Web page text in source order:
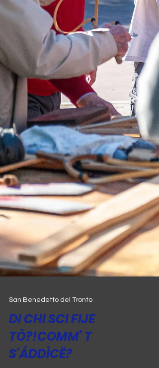
San Benedetto del Tronto
DI CHI SCI FIJE
TÒ?!COMM’ T